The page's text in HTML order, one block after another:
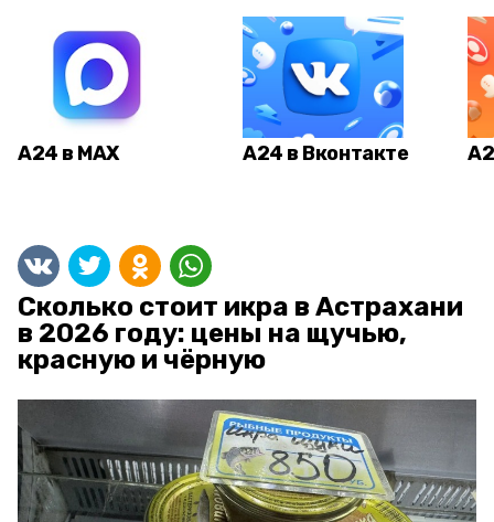
А24 в MAX А24 в Вконтакте
Сколько стоит икра в Астрахани
в 2026 году: цены на щучью,
красную и чёрную